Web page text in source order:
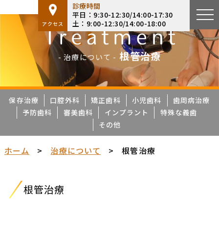
アクセス
診療時間
平日：9:30-12:30/14:00-17:30
土：9:00-12:30/14:00-18:00
- 治療について - 根管治療
保存治療 口腔外科 矯正歯科 小児歯科
歯周病治療
予防歯科
審美歯科 インプラント
特殊な義歯
その他
ホーム > 治療について > 根管治療
根管治療